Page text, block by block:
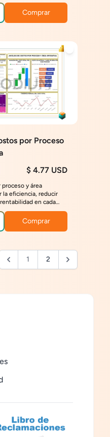
Comprar
por Proceso
$ 4.77 USD
y área
la eficiencia, reducir
en cada
Comprar
1 2